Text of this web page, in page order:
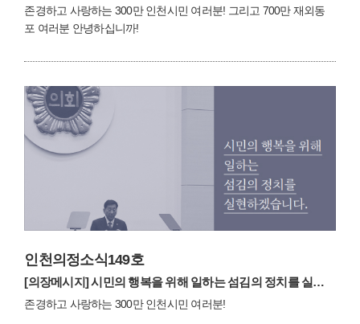
존경하고 사랑하는 300만 인천시민 여러분! 그리고 700만 재외동
포 여러분 안녕하십니까!
인천의정소식149호
[의장메시지]시민의 행복을 위해 일하는 섬김의 정치를 실현하겠습니다.
존경하고 사랑하는 300만 인천시민 여러분!